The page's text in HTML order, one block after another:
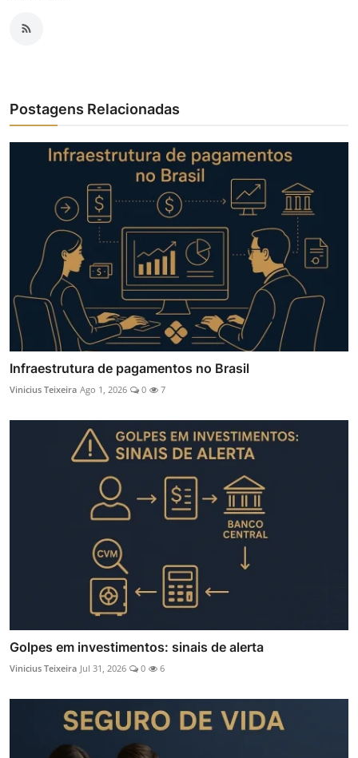
Postagens Relacionadas
Infraestrutura de pagamentos no Brasil
Vinicius Teixeira Ago 1, 2026 0 7
Golpes em investimentos: sinais de alerta
Vinicius Teixeira Jul 31, 2026 0 6